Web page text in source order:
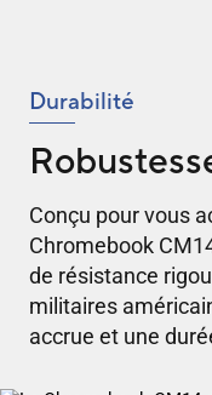
Durabilité
Conçu pour vous
Chromebook
de résistance
militaires
accrue et une